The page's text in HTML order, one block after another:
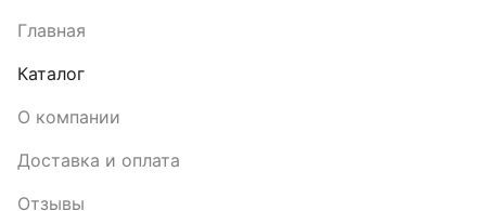
Главная
Каталог
О компании
Доставка и оплата
Отзывы